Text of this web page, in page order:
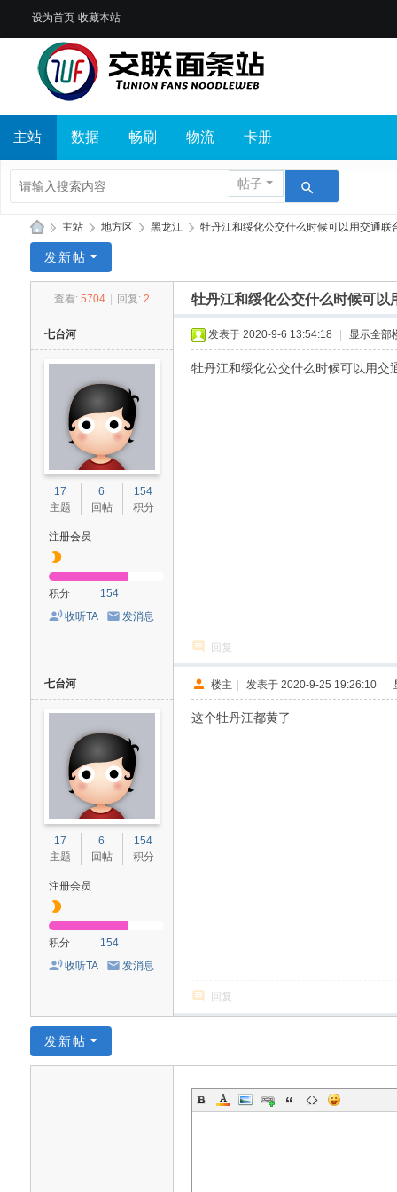
设为首页 收藏本站
主站 数据 畅刷 物流 卡册
帖子
联
» 主站 › 地方区 › 黑龙江 › 牡丹江和绥化公交什么时候可以用交通联
发新帖
查看: 5704 回复: 2 牡丹江和绥化公交什么时候可以
七台河
17
主题
6
回帖
154
积分
注册会员
积分
154
收听TA
发消息
发表于 2020-9-6 13:54:18 显示全部
牡丹江和绥化公交什么时候可以用交
回复
七台河
17
主题
6
回帖
154
积分
注册会员
积分
154
收听TA
发消息
楼主 | 发表于 2020-9-25 19:26:10 |
这个牡丹江都黄了
回复
发新帖